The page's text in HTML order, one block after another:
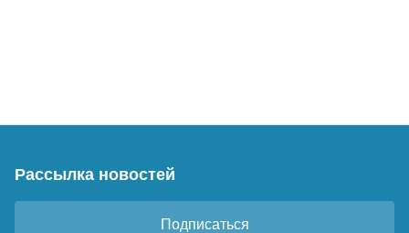
Рассылка новостей
Подписаться